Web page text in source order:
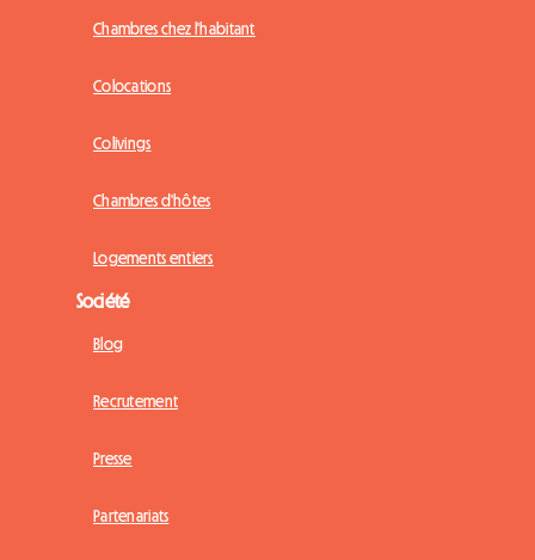
Chambres chez l'habitant
Colocations
Colivings
Chambres d'hôtes
Logements entiers
Société
Blog
Recrutement
Presse
Partenariats